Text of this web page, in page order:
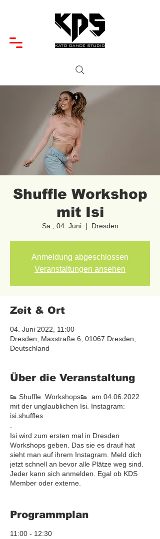
Shuffle Workshop
mit Isi
Sa., 04. Juni
  |
Dresden
Anmeldung abgeschlossen
Veranstaltungen ansehen
Zeit & Ort
04. Juni 2022, 11:00
Dresden, Maxstraße 6, 01067 Dresden,
Deutschland
Über die Veranstaltung
👟 Shuffle Workshops👟 am 04.06.2022
mit der unglaublichen Isi. Instagram:
isi.shuffles
Isi wird zum ersten mal in Dresden
Workshops geben. Das sie es drauf hat
sieht man auf ihrem Instagram. Meld dich
jetzt schnell an bevor alle Plätze weg sind.
Jeder kann sich anmelden. Egal ob KDS
Member oder externe.
Basic Steps 11:00-12:30 Uhr
Advanced 14:30-16:00
Programmplan
11:00 - 12:30